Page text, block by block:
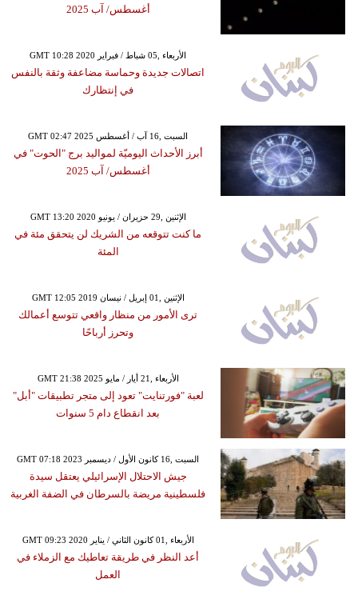
أغسطس/ آب 2025
GMT 10:28 2020 الأربعاء ,05 شباط / فبراير
اتصالات جديدة وحماسة مضاعفة وثقة بالنفس
في إنتظارك
GMT 02:47 2025 السبت ,16 آب / أغسطس
أبرز الأحداث اليوميّة لمواليد برج "الحوت" في
أغسطس/ آب 2025
GMT 13:20 2020 الإثنين ,29 حزيران / يونيو
ما كنت تتوقعه من الشريك لن يتحقق مئة في
المئة
GMT 12:05 2019 الإثنين ,01 إبريل / نيسان
ترى الأمور من منظار واقعي تتوسع أعمالك
وتحرز أرباحًا
GMT 21:38 2025 الأربعاء ,21 أيار / مايو
لعبة "فورتنايت" تعود إلى متجر تطبيقات "أبل"
بعد انقطاع دام 5 سنوات
GMT 07:18 2023 السبت ,16 كانون الأول / ديسمبر
جيش الاحتلال الإسرائيلي يعتقل سيدة
فلسطينية مريضة بالسرطان في الضفة الغربية
GMT 09:23 2020 الأربعاء ,01 كانون الثاني / يناير
أعد النظر في طريقة تعاطيك مع الزملاء في
العمل